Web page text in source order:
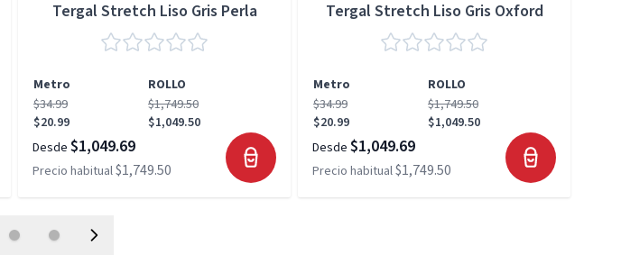
Tergal Stretch Liso Gris Perla
Metro
ROLLO
$34.99
$20.99
$1,749.50
$1,049.50
Desde $1,049.69
Precio habitual$1,749.50
Tergal Stretch Liso Gris Oxford
Metro
ROLLO
$34.99
$20.99
$1,749.50
$1,049.50
Desde $1,049.69
Precio habitual$1,749.50